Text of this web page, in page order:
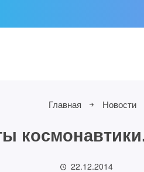
Главная Новости
22.12.2014